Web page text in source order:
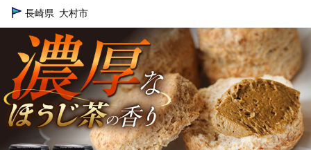
TOP
卵・乳製品 【6回定期便】ちわたや茶バター
長崎県 大村市